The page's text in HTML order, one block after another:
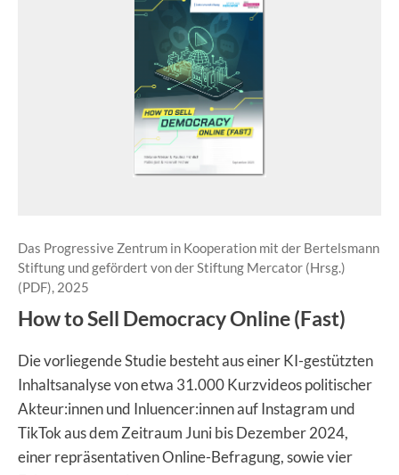
Das Progressive Zentrum in Kooperation mit der Bertelsmann
Stiftung und gefördert von der Stiftung Mercator (Hrsg.)
(PDF), 2025
How to Sell Democracy Online (Fast)
Die vorliegende Studie besteht aus einer KI-gestützten
Inhaltsanalyse von etwa 31.000 Kurzvideos politischer
Akteur:innen und Inluencer:innen auf Instagram und
TikTok aus dem Zeitraum Juni bis Dezember 2024,
einer repräsentativen Online-Befragung, sowie vier